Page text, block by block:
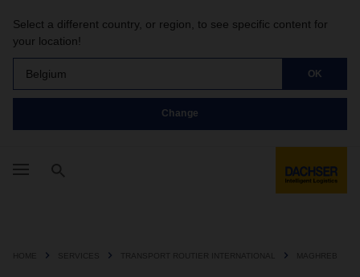
Select a different country, or region, to see specific content for
your location!
Belgium OK
Change
HOME SERVICES TRANSPORT ROUTIER INTERNATIONAL MAGHREB